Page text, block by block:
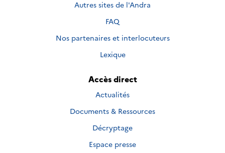
Autres sites de l'Andra
FAQ
Nos partenaires et interlocuteurs
Lexique
Accès direct
Actualités
Documents & Ressources
Décryptage
Espace presse